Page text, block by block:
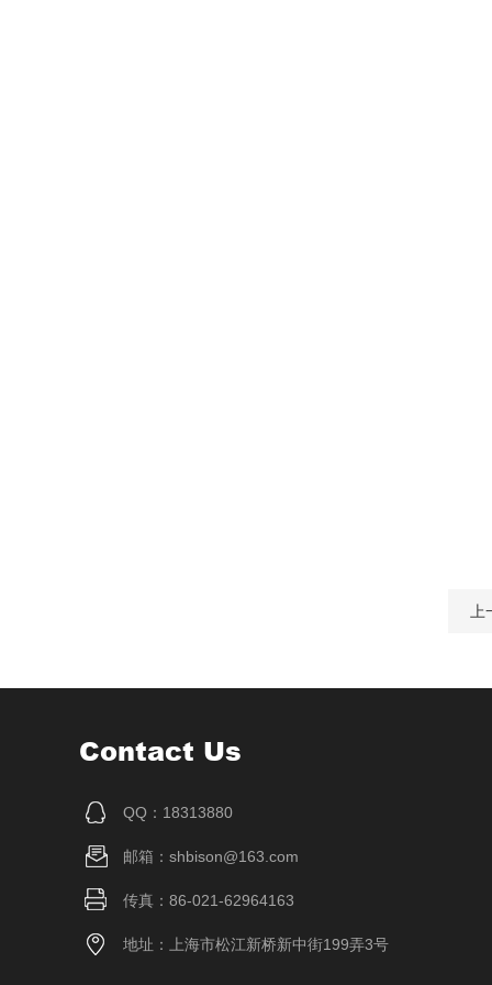
Contact Us
QQ：18313880
邮箱：shbison@163.com
传真：86-021-62964163
地址：上海市松江新桥新中街199弄3号